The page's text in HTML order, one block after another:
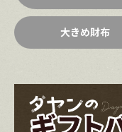
大きめ財布